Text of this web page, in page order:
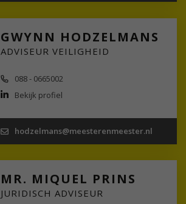
GWYNN HODZELMANS
ADVISEUR VEILIGHEID
088 - 0665002
Bekijk profiel
hodzelmans@meesterenmeester.nl
MR. MIQUEL PRINS
JURIDISCH ADVISEUR